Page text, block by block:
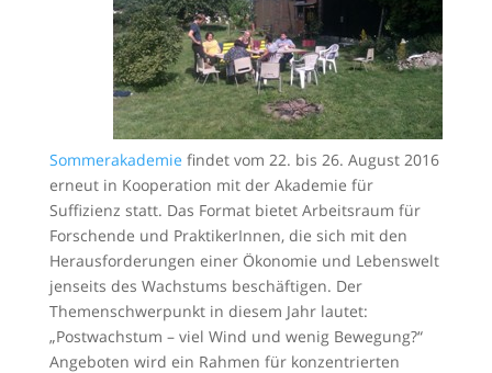
Sommerakademie findet vom 22. bis 26. August 2016
erneut in Kooperation mit der Akademie für
Suffizienz statt. Das Format bietet Arbeitsraum für
Forschende und PraktikerInnen, die sich mit den
Herausforderungen einer Ökonomie und Lebenswelt
jenseits des Wachstums beschäftigen. Der
Themenschwerpunkt in diesem Jahr lautet:
„Postwachstum – viel Wind und wenig Bewegung?“
Angeboten wird ein Rahmen für konzentrierten